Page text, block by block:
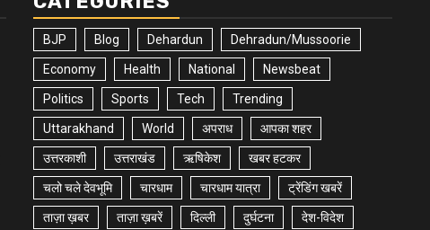
BJP Blog Dehardun Dehradun/Mussoorie
Economy Health National Newsbeat
Politics Sports Tech Trending
Uttarakhand World अपराध आपका शहर
उत्तरकाशी उत्तराखंड ऋषिकेश खबर हटकर
चलो चले देवभूमि चारधाम चारधाम यात्रा ट्रेंडिंग खबरें
ताज़ा ख़बर ताज़ा ख़बरें दिल्ली दुर्घटना देश-विदेश